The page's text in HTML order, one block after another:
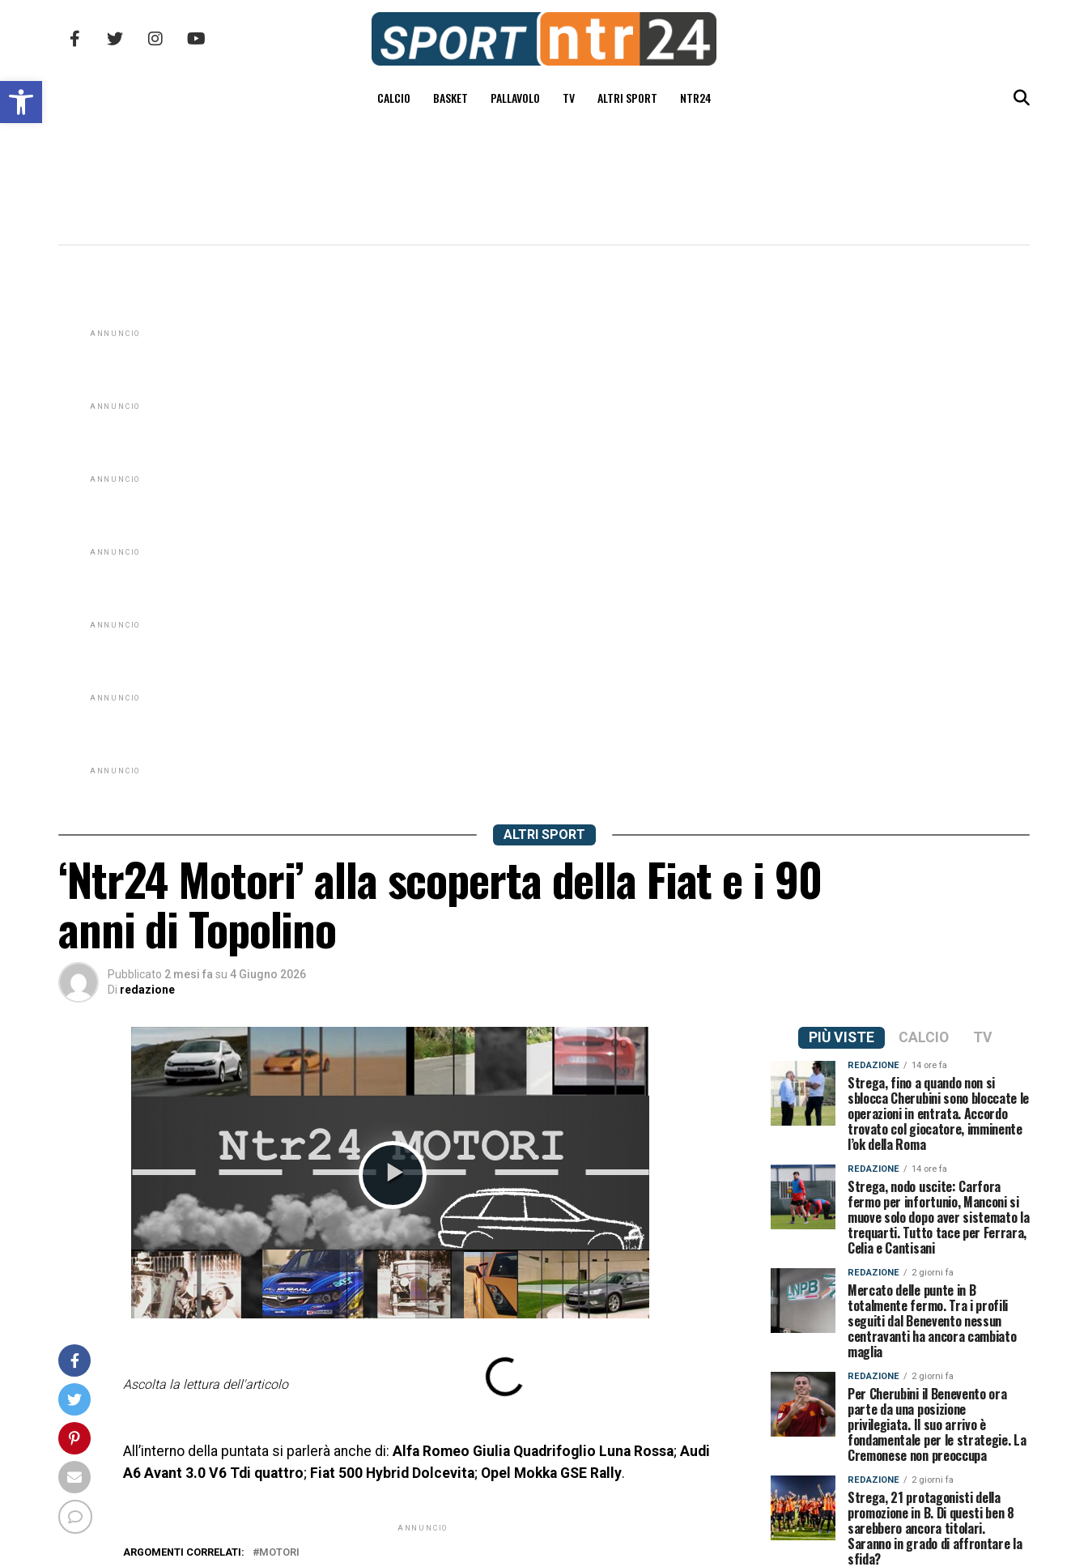
Open toolbar CALCIO BASKET PALLAVOLO TV ALTRI SPORT NTR24
ANNUNCIO
ANNUNCIO
ANNUNCIO
ANNUNCIO
ANNUNCIO
ANNUNCIO
ANNUNCIO
ALTRI SPORT
‘Ntr24 Motori’ alla scoperta della Fiat e i 90
anni di Topolino
Pubblicato 2 mesi fa su 4 Giugno 2026
Di redazione
Ascolta la lettura dell'articolo
All’interno della puntata si parlerà anche di: Alfa Romeo Giulia Quadrifoglio Luna Rossa; Audi
A6 Avant 3.0 V6 Tdi quattro; Fiat 500 Hybrid Dolcevita; Opel Mokka GSE Rally.
ANNUNCIO
ARGOMENTI CORRELATI: MOTORI
PIÙ VISTE CALCIO TV
REDAZIONE 14 ore fa
Strega, fino a quando non si
sblocca Cherubini sono bloccate le
operazioni in entrata. Accordo
trovato col giocatore, imminente
l’ok della Roma
REDAZIONE 14 ore fa
Strega, nodo uscite: Carfora
fermo per infortunio, Manconi si
muove solo dopo aver sistemato la
trequarti. Tutto tace per Ferrara,
Celia e Cantisani
REDAZIONE 2 giorni fa
Mercato delle punte in B
totalmente fermo. Tra i profili
seguiti dal Benevento nessun
centravanti ha ancora cambiato
maglia
REDAZIONE 2 giorni fa
Per Cherubini il Benevento ora
parte da una posizione
privilegiata. Il suo arrivo è
fondamentale per le strategie. La
Cremonese non preoccupa
REDAZIONE 2 giorni fa
Strega, 21 protagonisti della
promozione in B. Di questi ben 8
sarebbero ancora titolari.
Saranno in grado di affrontare la
sfida?